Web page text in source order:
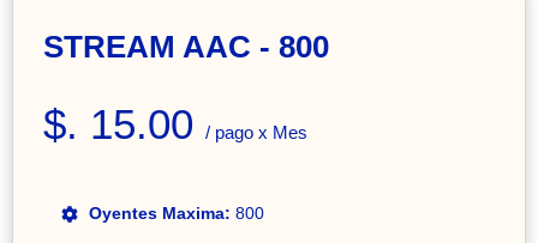
STREAM AAC - 800
$. 15.00 / pago x Mes
Oyentes Maxima: 800